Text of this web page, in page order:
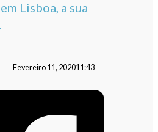
Lisboa, a sua
Fevereiro 11, 202011:43